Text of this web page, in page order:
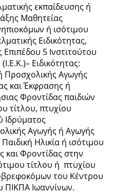
εκπαίδευσης ή
Μαθητείας
ή ισότιμου
Ειδικότητας,
5 Ινστιτούτου
Ειδικότητας:
Αγωγής
και Έκφρασης ή
Φροντίδας παιδιών
τίτλου, πτυχίου
Ιδρύματος
Αγωγής ή Αγωγής
Ηλικία ή ισότιμου
και Φροντίδας στην
τίτλου ή πτυχίου
του Κέντρου
Ιωαννίνων.